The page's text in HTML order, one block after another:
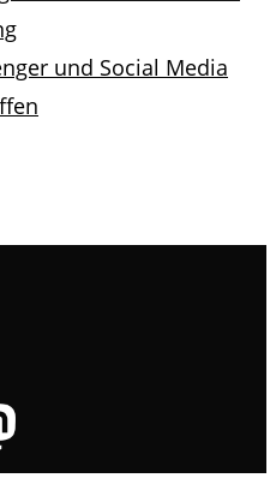
und Social Media